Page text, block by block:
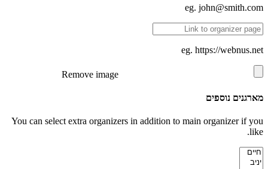
eg. john@smith.com
eg. https://webnus.net
Remove image
מארגנים נוספים
You can select extra organizers in addition to main organizer if you
like.